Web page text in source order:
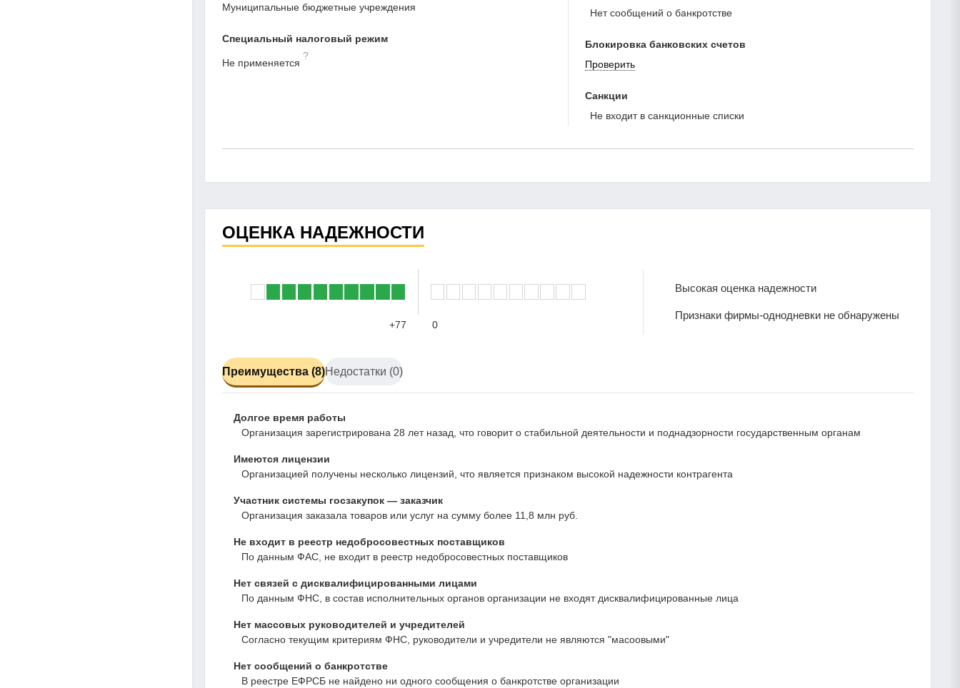
Муниципальные бюджетные учреждения
Специальный налоговый режим
Не применяется
?
Нет сообщений о банкротстве
Блокировка банковских счетов
Проверить
Санкции
Не входит в санкционные списки
ОЦЕНКА НАДЕЖНОСТИ
+77 0
Высокая оценка надежности
Признаки фирмы-однодневки не обнаружены
Преимущества (8)Недостатки (0)
Долгое время работы
Организация зарегистрирована 28 лет назад, что говорит о стабильной деятельности и поднадзорности государственным органам
Имеются лицензии
Организацией получены несколько лицензий, что является признаком высокой надежности контрагента
Участник системы госзакупок — заказчик
Организация заказала товаров или услуг на сумму более 11,8 млн руб.
Не входит в реестр недобросовестных поставщиков
По данным ФАС, не входит в реестр недобросовестных поставщиков
Нет связей с дисквалифицированными лицами
По данным ФНС, в состав исполнительных органов организации не входят дисквалифицированные лица
Нет массовых руководителей и учредителей
Согласно текущим критериям ФНС, руководители и учредители не являются "масоовыми"
Нет сообщений о банкротстве
В реестре ЕФРСБ не найдено ни одного сообщения о банкротстве организации